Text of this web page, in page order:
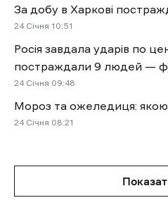
За добу в Харкові
24 Січня 10:51
Росія завдала ударів по
постраждали 9 людей —
24 Січня 09:48
Мороз та ожеледиця: якою
24 Січня 08:21